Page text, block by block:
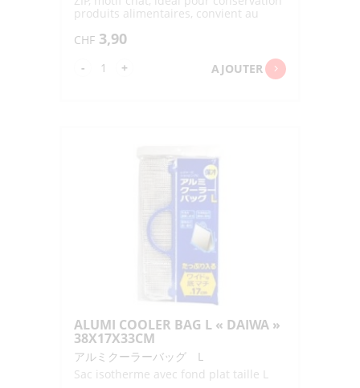
produits alimentaires, convient au
CHF 3,90
-
quantité
190X170MM
+ AJOUTER
ALUMI COOLER BAG L « DAIWA »
38X17X33CM
アルミクーラーバッグ L
Sac isotherme avec fond plat taille L